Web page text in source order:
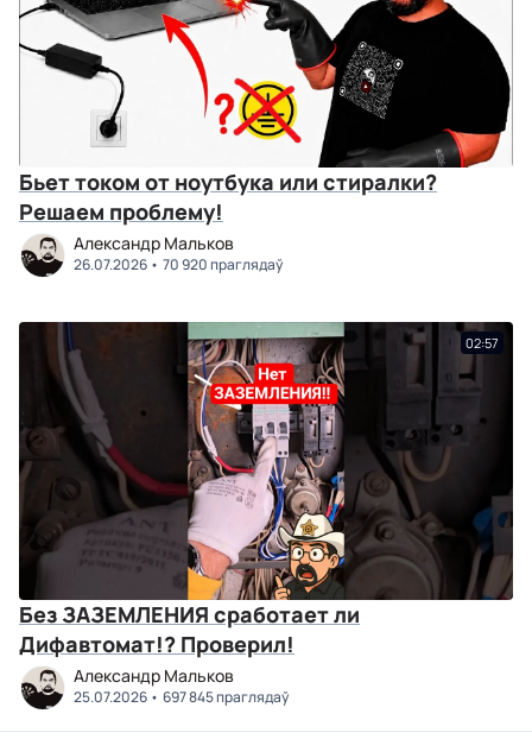
Бьет током от ноутбука или стиралки?
Решаем проблему!
Александр Мальков
26.07.2026 70 920 праглядаў
02:57
Без ЗАЗЕМЛЕНИЯ сработает ли
Дифавтомат!? Проверил!
Александр Мальков
25.07.2026 697 845 праглядаў